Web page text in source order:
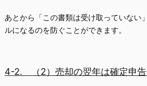
あとから「この書類は受け取っていない
ルになるのを防ぐことができます。
4-2. （2）売却の翌年は確定申